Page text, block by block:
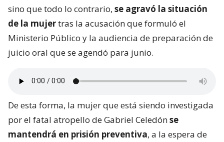
sino que todo lo contrario, se agravó la situación
de la mujertras la acusación que formuló el
Ministerio Público y la audiencia de preparación de
juicio oral que se agendó para junio.
De esta forma, la mujer que está siendo investigada
por el fatal atropello de Gabriel Celedónse
mantendrá en prisión preventiva, a la espera de